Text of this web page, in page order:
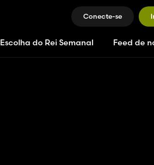
Conecte-se
Escolha do Rei Semanal Feed de